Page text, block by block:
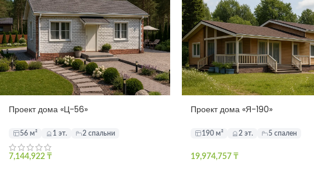
Проект дома «Ц-56»
56 м² 1 эт. 2 спальни
7,144,922 ₸
Проект дома «Я-190»
190 м² 2 эт. 5 спален
19,974,757 ₸